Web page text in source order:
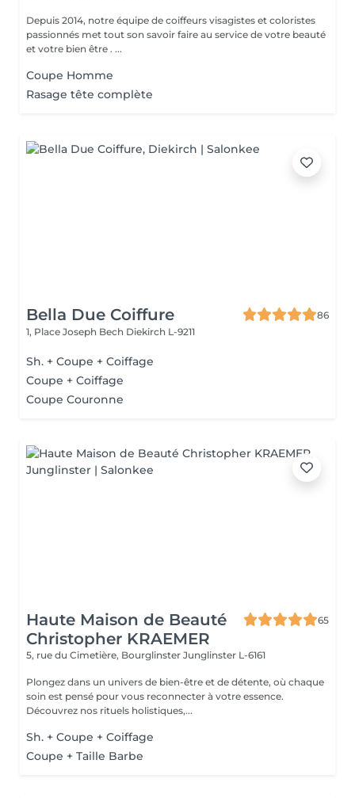
Depuis 2014, notre équipe de coiffeurs visagistes et coloristes
passionnés met tout son savoir faire au service de votre beauté
et votre bien être . ...
Coupe Homme
Rasage tête complète
Bella Due Coiffure
86
1, Place Joseph Bech Diekirch L-9211
Sh. + Coupe + Coiffage
Coupe + Coiffage
Coupe Couronne
Haute Maison de Beauté
Christopher KRAEMER
65
5, rue du Cimetière, Bourglinster Junglinster L-6161
Plongez dans un univers de bien-être et de détente, où chaque
soin est pensé pour vous reconnecter à votre essence.
Découvrez nos rituels holistiques,...
Sh. + Coupe + Coiffage
Coupe + Taille Barbe